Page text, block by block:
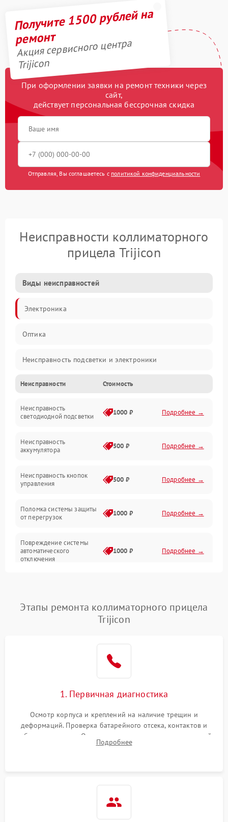
Получите 1500 рублей на
ремонт
Акция сервисного центра
Trijicon
При оформлении заявки на ремонт техники через
сайт,
действует персональная бессрочная скидка
Отправляя, Вы соглашаетесь с политикой конфиденциальности
Неисправности коллиматорного
прицела Trijicon
Виды неисправностей
Электроника
Оптика
Неисправность подсветки и электроники
Неисправность изображения
Электропитание
Прочие неисправности
Неисправность управления
Неисправности Стоимость
Неисправность
светодиодной подсветки
1000 ₽ Подробнее →
Неисправность
аккумулятора
500 ₽ Подробнее →
Неисправность кнопок
управления
500 ₽ Подробнее →
Поломка системы защиты
от перегрузок
1000 ₽ Подробнее →
Повреждение системы
автоматического
отключения
1000 ₽ Подробнее →
1000 ₽
Неисправность системы
Повреждение системы
1000 ₽
1000 ₽
Этапы ремонта коллиматорного прицела
Trijicon
1. Первичная диагностика
Осмотр корпуса и креплений на наличие трещин и
деформаций. Проверка батарейного отсека, контактов и
работы излучателя. Оценка яркости и четкости прицельной
марки на разных режимах. Выявление проблем с
Подробнее